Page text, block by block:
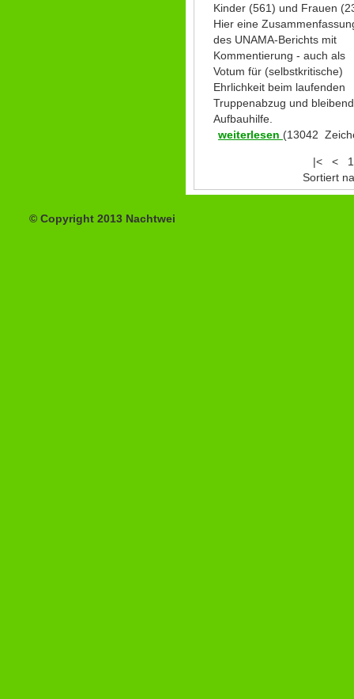
Kinder (561) und Frauen
Hier eine
des UNAMA-Berichts mit
Kommentierung - auch als
Votum für (selbstkritische)
Ehrlichkeit beim laufenden
Truppenabzug und
Aufbauhilfe.
weiterlesen (13042
|< <
1
Sortiert
© Copyright 2013 Nachtwei